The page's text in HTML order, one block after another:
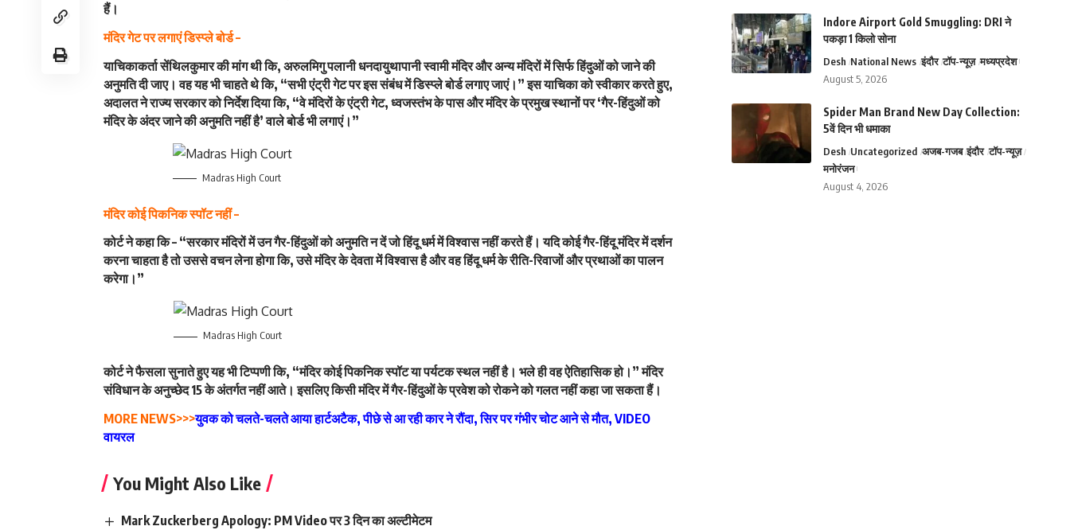
हैं।
मंदिर गेट पर लगाएं डिस्प्ले बोर्ड –
याचिकाकर्ता सेंथिलकुमार की मांग थी कि, अरुलमिगु पलानी धनदायुथापानी स्वामी मंदिर और अन्य मंदिरों में सिर्फ हिंदुओं को जाने की
अनुमति दी जाए। वह यह भी चाहते थे कि, “सभी एंट्री गेट पर इस संबंध में डिस्प्ले बोर्ड लगाए जाएं।” इस याचिका को स्वीकार करते हुए,
अदालत ने राज्य सरकार को निर्देश दिया कि, “वे मंदिरों के एंट्री गेट, ध्वजस्तंभ के पास और मंदिर के प्रमुख स्थानों पर ‘गैर-हिंदुओं को
मंदिर के अंदर जाने की अनुमति नहीं है’ वाले बोर्ड भी लगाएं।”
Madras High Court
मंदिर कोई पिकनिक स्पॉट नहीं –
कोर्ट ने कहा कि – “सरकार मंदिरों में उन गैर-हिंदुओं को अनुमति न दें जो हिंदू धर्म में विश्वास नहीं करते हैं। यदि कोई गैर-हिंदू मंदिर में दर्शन
करना चाहता है तो उससे वचन लेना होगा कि, उसे मंदिर के देवता में विश्वास है और वह हिंदू धर्म के रीति-रिवाजों और प्रथाओं का पालन
करेगा।”
Madras High Court
कोर्ट ने फैसला सुनाते हुए यह भी टिप्पणी कि, “मंदिर कोई पिकनिक स्पॉट या पर्यटक स्थल नहीं है। भले ही वह ऐतिहासिक हो।” मंदिर
संविधान के अनुच्छेद 15 के अंतर्गत नहीं आते। इसलिए किसी मंदिर में गैर-हिंदुओं के प्रवेश को रोकने को गलत नहीं कहा जा सकता हैं।
MORE NEWS>>>युवक को चलते-चलते आया हार्टअटैक, पीछे से आ रही कार ने रौंदा, सिर पर गंभीर चोट आने से मौत, VIDEO
वायरल
You Might Also Like
Mark Zuckerberg Apology: PM Video पर 3 दिन का अल्टीमेटम
Indore Airport Gold Smuggling: DRI ने
पकड़ा 1 किलो सोना
Desh National News इंदौर टॉप-न्यूज़ मध्यप्रदेश
August 5, 2026
Spider Man Brand New Day Collection:
5वें दिन भी धमाका
Desh Uncategorized अजब-गजब इंदौर टॉप-न्यूज़
मनोरंजन
August 4, 2026